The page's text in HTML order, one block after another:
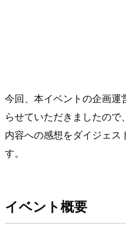
今回、本イベントの企画運
らせていただきましたの
内容への感想をダイジェス
す。
イベント概要